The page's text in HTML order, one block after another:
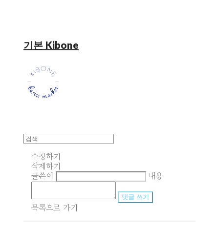
기본 Kibone
수정하기
삭제하기
글쓴이
내용
댓글 쓰기
목록으로 가기